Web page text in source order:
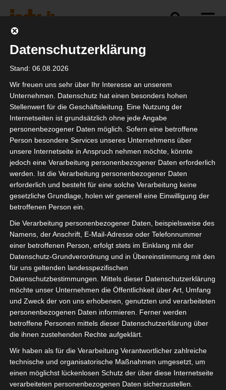
Selbstständigkeit
Last minute
Weihnachtsgeschenk
gesucht?
Datenschutzerklärung
Stand: 06.08.2026
Wir freuen uns sehr über Ihr Interesse an unserem
Unternehmen. Datenschutz hat einen besonders hohen
Stellenwert für die Geschäftsleitung. Eine Nutzung der
Internetseiten ist grundsätzlich ohne jede Angabe
personenbezogener Daten möglich. Sofern eine betroffene
Person besondere Services unseres Unternehmens über
unsere Internetseite in Anspruch nehmen möchte, könnte
jedoch eine Verarbeitung personenbezogener Daten erforderlich
werden. Ist die Verarbeitung personenbezogener Daten
erforderlich und besteht für eine solche Verarbeitung keine
gesetzliche Grundlage, holen wir generell eine Einwilligung der
betroffenen Person ein.
Die Verarbeitung personenbezogener Daten, beispielsweise des
Namens, der Anschrift, E-Mail-Adresse oder Telefonnummer
einer betroffenen Person, erfolgt stets im Einklang mit der
Datenschutz-Grundverordnung und in Übereinstimmung mit den
für uns geltenden landesspezifischen
Datenschutzbestimmungen. Mittels dieser Datenschutzerklärung
möchte unser Unternehmen die Öffentlichkeit über Art, Umfang
und Zweck der von uns erhobenen, genutzten und verarbeiteten
personenbezogenen Daten informieren. Ferner werden
betroffene Personen mittels dieser Datenschutzerklärung über
die ihnen zustehenden Rechte aufgeklärt.
Wir haben als für die Verarbeitung Verantwortlicher zahlreiche
technische und organisatorische Maßnahmen umgesetzt, um
einen möglichst lückenlosen Schutz der über diese Internetseite
verarbeiteten personenbezogenen Daten sicherzustellen.